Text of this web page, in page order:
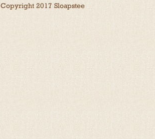
Copyright 2017 Sloapstee